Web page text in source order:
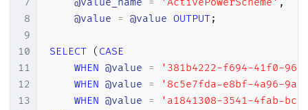
8
9
10
11
12
13
@value = @value OUTPUT;
SELECT ( CASE
WHEN @value =
'381b4222-f694-41f0-
WHEN @value =
'8c5e7fda-e8bf-4a96-
WHEN @value =
'a1841308-3541-4fab-